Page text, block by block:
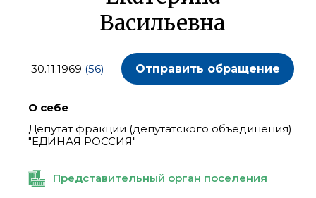
Васильевна
30.11.1969 (56) Отправить обращение
О себе
Депутат фракции (депутатского объединения)
"ЕДИНАЯ РОССИЯ"
Представительный орган поселения